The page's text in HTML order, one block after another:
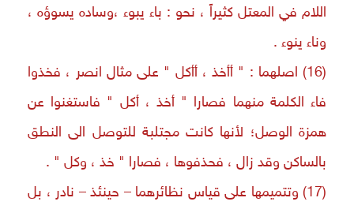
اللام في المعتل كثيراً ، نحو : باء يبوء ،وساده يسوؤه ،
وناء ينوء .
(16) اصلهما : " أأخذ ، أأكل " على مثال انصر ، فخذوا
فاء الكلمة منهما فصارا " أخذ ، أكل " فاستغنوا عن
همزة الوصل؛ لأنها كانت مجتلبة للتوصل الى النطق
بالساكن وقد زال ، فحذفوها ، فصارا " خذ ، وكل " .
(17) وتتميمها على قياس نظائرهما – حينئذ – نادر ، بل